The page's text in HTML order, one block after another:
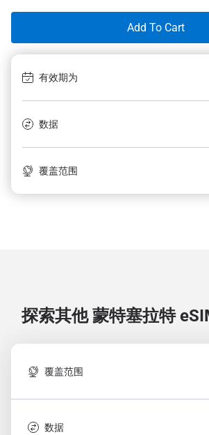
Add To Cart
有效期为
数据
覆盖范围
探索其他 蒙特塞拉特
覆盖范围
数据